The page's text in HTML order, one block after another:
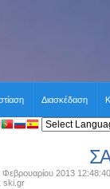
Διασκέδαση
Φεβρουαρίου 2013